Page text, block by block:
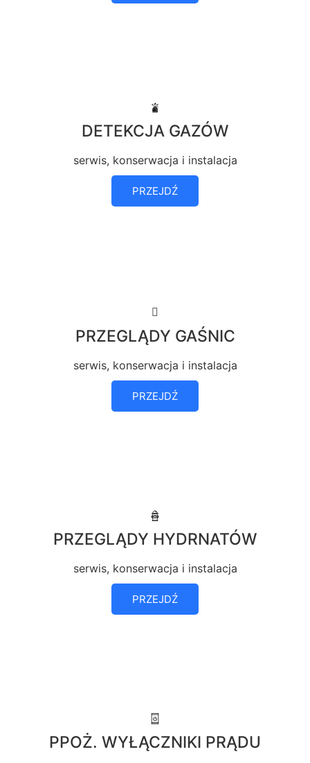
DETEKCJA GAZÓW
serwis, konserwacja i instalacja
PRZEJDŹ
PRZEGLĄDY GAŚNIC
serwis, konserwacja i instalacja
PRZEJDŹ
PRZEGLĄDY HYDRNATÓW
serwis, konserwacja i instalacja
PRZEJDŹ
PPOŻ. WYŁĄCZNIKI PRĄDU